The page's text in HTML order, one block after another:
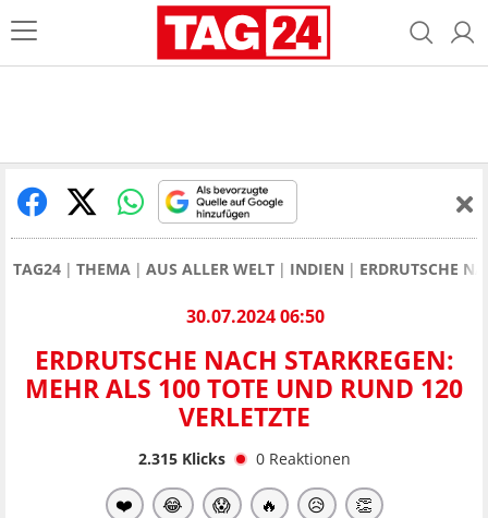
TAG24 THEMA AUS ALLER WELT INDIEN ERDRUTSCHE
30.07.2024 06:50
ERDRUTSCHE NACH STARKREGEN:
MEHR ALS 100 TOTE UND RUND 120
VERLETZTE
2.315Klicks 0 Reaktionen
❤️ 😂 😱 🔥 😥 👏